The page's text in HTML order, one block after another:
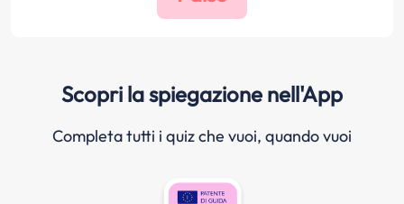
Scopri la spiegazione nell'App
Completa tutti i quiz che vuoi, quando vuoi